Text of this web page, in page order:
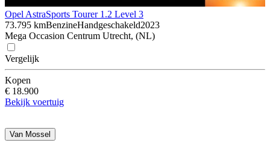
Opel AstraSports Tourer 1.2 Level 3
73.795 kmBenzineHandgeschakeld2023
Mega Occasion Centrum Utrecht, (NL)
Vergelijk
Kopen
€ 18.900
Bekijk voertuig
Van Mossel